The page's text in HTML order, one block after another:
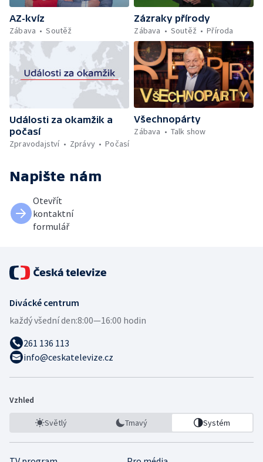
AZ-kvíz
Zábava
Soutěž
Zázraky přírody
Zábava
Soutěž Příroda
Události za okamžik a
počasí
Zpravodajství
Zprávy Počasí
Všechnopárty
Zábava
Talk show
Napište nám
Otevřít
kontaktní
formulář
Divácké centrum
každý všední den:8:00—16:00 hodin
261 136 113
info@ceskatelevize.cz
Vzhled
Světlý Tmavý Systém